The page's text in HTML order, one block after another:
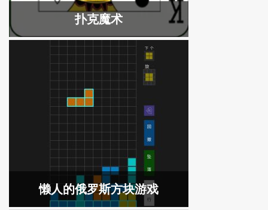
扑克魔术
懒人的俄罗斯方块游戏